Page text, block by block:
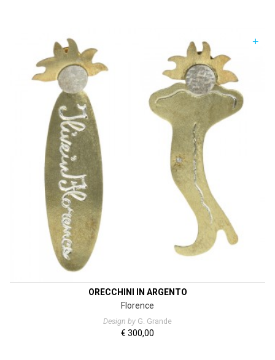
+
ORECCHINI IN ARGENTO
Florence
Design by G. Grande
€ 300,00